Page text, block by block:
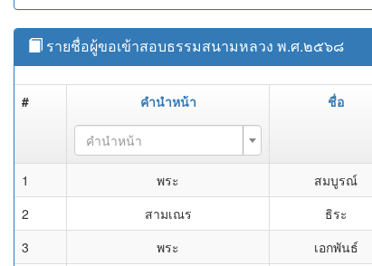
รายชื่อผู้ขอเข้าสอบธรรมสนามหลวง พ.ศ.๒๕๖๘
# คำนำหน้า ชื่อ
คำนำหน้า
1 พระ สมบูรณ์
2
สามเณร ธิระ
3
พระ เอกพันธ์